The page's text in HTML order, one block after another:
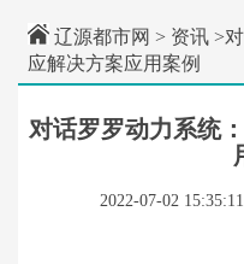
辽源都市网 > 资讯 >
应解决方案应用案例
对话罗罗动力系统
2022-07-02 15:35:11